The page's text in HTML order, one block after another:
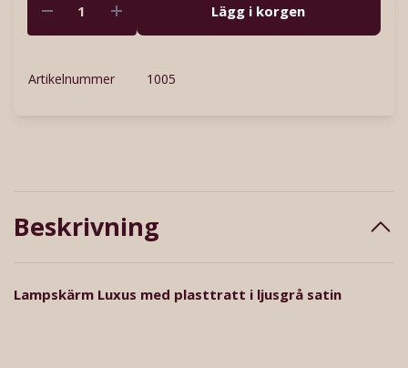
Lägg i korgen
Artikelnummer 1005
Beskrivning
Lampskärm Luxus med plasttratt i ljusgrå satin